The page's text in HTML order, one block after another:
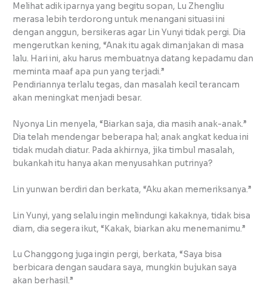
Melihat adik iparnya yang begitu sopan, Lu Zhengliu
merasa lebih terdorong untuk menangani situasi ini
dengan anggun, bersikeras agar Lin Yunyi tidak pergi. Dia
mengerutkan kening, “Anak itu agak dimanjakan di masa
lalu. Hari ini, aku harus membuatnya datang kepadamu dan
meminta maaf apa pun yang terjadi.”
Pendiriannya terlalu tegas, dan masalah kecil terancam
akan meningkat menjadi besar.
Nyonya Lin menyela, “Biarkan saja, dia masih anak-anak.”
Dia telah mendengar beberapa hal; anak angkat kedua ini
tidak mudah diatur. Pada akhirnya, jika timbul masalah,
bukankah itu hanya akan menyusahkan putrinya?
Lin yunwan berdiri dan berkata, “Aku akan memeriksanya.”
Lin Yunyi, yang selalu ingin melindungi kakaknya, tidak bisa
diam, dia segera ikut, “Kakak, biarkan aku menemanimu.”
Lu Changgong juga ingin pergi, berkata, “Saya bisa
berbicara dengan saudara saya, mungkin bujukan saya
akan berhasil.”